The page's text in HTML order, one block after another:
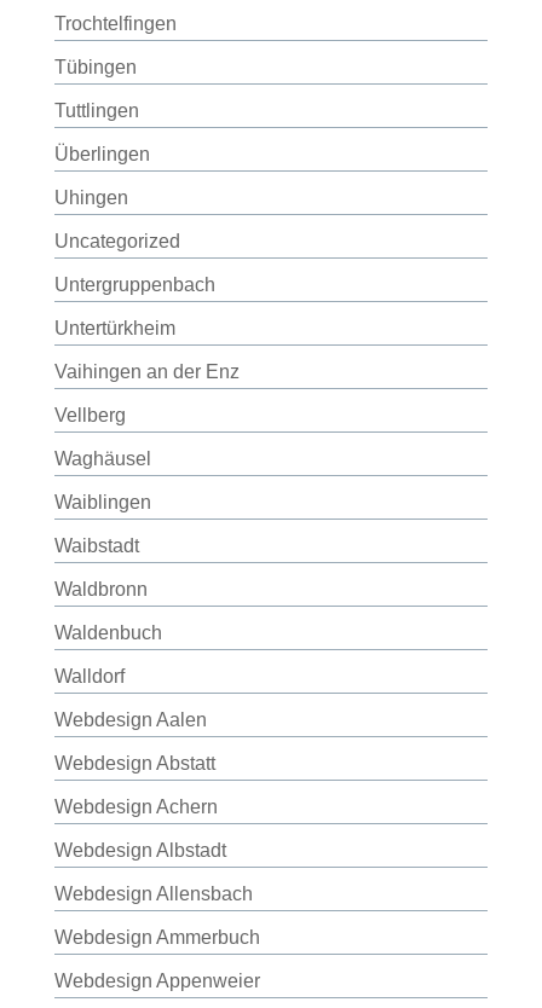
Trochtelfingen
Tübingen
Tuttlingen
Überlingen
Uhingen
Uncategorized
Untergruppenbach
Untertürkheim
Vaihingen an der Enz
Vellberg
Waghäusel
Waiblingen
Waibstadt
Waldbronn
Waldenbuch
Walldorf
Webdesign Aalen
Webdesign Abstatt
Webdesign Achern
Webdesign Albstadt
Webdesign Allensbach
Webdesign Ammerbuch
Webdesign Appenweier